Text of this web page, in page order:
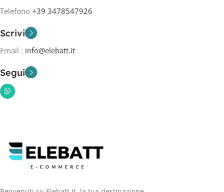
Telefono +39 3478547926
Scrivi
Email : info@elebatt.it
Segui